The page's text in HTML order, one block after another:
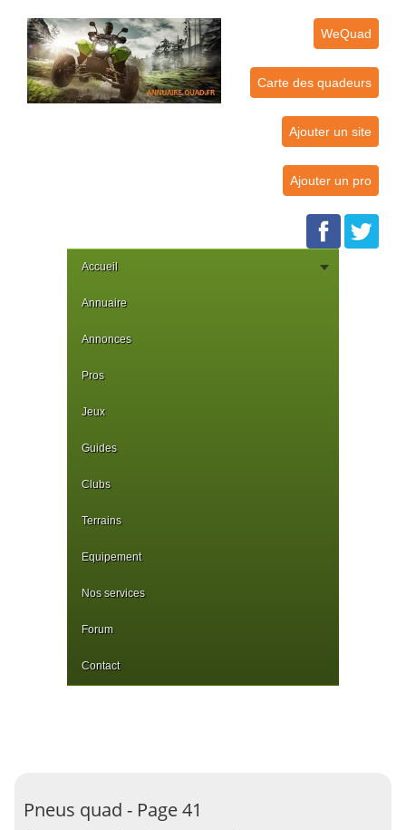
WeQuad
Carte des quadeurs
Ajouter un site
Ajouter un pro
Accueil
Annuaire
Annonces
Pros
Jeux
Guides
Clubs
Terrains
Equipement
Nos services
Forum
Contact
Pneus quad - Page 41